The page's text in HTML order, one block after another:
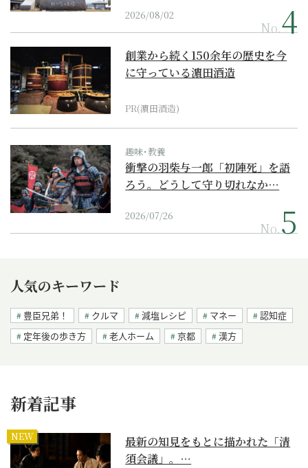
2026/08/02
No.
創業から続く150余年の歴史を今
に守っている濵田酒造
PR(濵田酒造)
趣味･教養
衝撃の羽柴与一郎「初陣死」を語
ろう。どうして守り切れなか…
2026/07/26
No.
人気のキーワード
豊臣兄弟！ クルマ 減塩レシピ マネー
認知症
定年後の歩き方
老人ホーム 京都 漢方
新着記事
NEW
最新の知見をもとに描かれた「清
須会議」。…